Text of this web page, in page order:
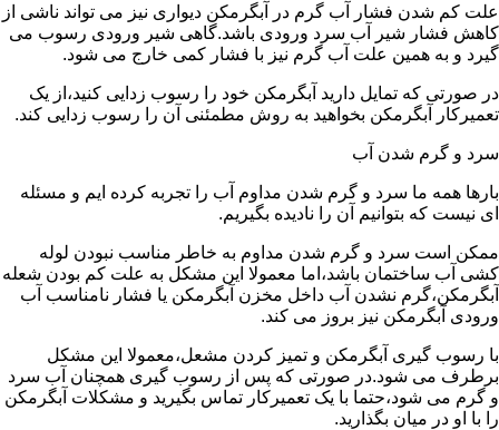
علت کم شدن فشار آب گرم در آبگرمکن دیواری نیز می تواند ناشی از
کاهش فشار شیر آب سرد ورودی باشد.گاهی شیر ورودی رسوب می
گیرد و به همین علت آب گرم نیز با فشار کمی خارج می شود.
در صورتی که تمایل دارید آبگرمکن خود را رسوب زدایی کنید،از یک
تعمیرکار آبگرمکن بخواهید به روش مطمئنی آن را رسوب زدایی کند.
سرد و گرم شدن آب
بارها همه ما سرد و گرم شدن مداوم آب را تجربه کرده ایم و مسئله
ای نیست که بتوانیم آن را نادیده بگیریم.
ممکن است سرد و گرم شدن مداوم به خاطر مناسب نبودن لوله
کشی آب ساختمان باشد،اما معمولا این مشکل به علت کم بودن شعله
آبگرمکن،گرم نشدن آب داخل مخزن آبگرمکن یا فشار نامناسب آب
ورودی آبگرمکن نیز بروز می کند.
با رسوب گیری آبگرمکن و تمیز کردن مشعل،معمولا این مشکل
برطرف می شود.در صورتی که پس از رسوب گیری همچنان آب سرد
و گرم می شود،حتما با یک تعمیرکار تماس بگیرید و مشکلات آبگرمکن
را با او در میان بگذارید.